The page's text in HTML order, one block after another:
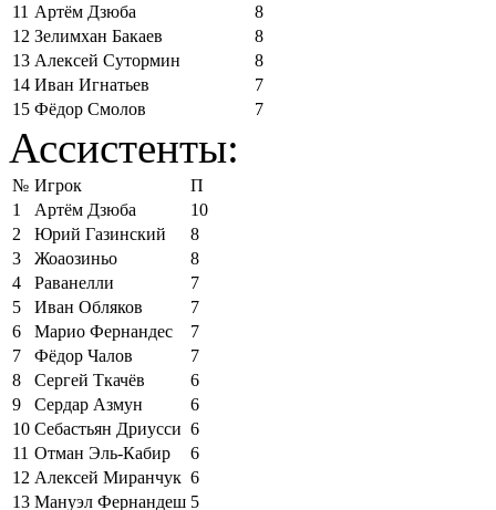
11 Артём Дзюба
8
12 Зелимхан Бакаев
8
13 Алексей Сутормин
8
14 Иван Игнатьев
7
15 Фёдор Смолов 7
Ассистенты:
№ Игрок
П
1
Артём Дзюба
10
2
Юрий Газинский
8
3
Жоаозиньо
8
4
Раванелли
7
5
Иван Обляков
7
6
Марио Фернандес
7
7
Фёдор Чалов
7
8
Сергей Ткачёв
6
9
Сердар Азмун
6
10 Себастьян Дриусси 6
11 Отман Эль-Кабир
6
12 Алексей Миранчук 6
13 Мануэл Фернандеш 5